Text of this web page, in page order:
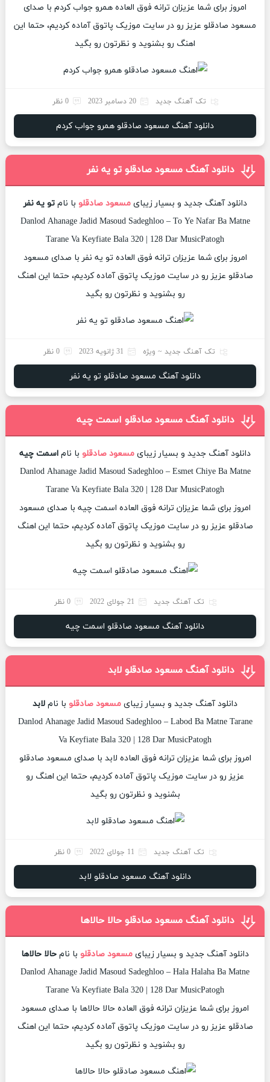
امروز برای شما عزیزان ترانه فوق العاده همرو جواب کردم با صدای
مسعود صادقلو عزیز رو در سایت موزیک پاتوق آماده کردیم، حتما این
اهنگ رو بشنوید و نظرتون رو بگید
تک آهنگ جدید 20 دسامبر 2023 0 نظر
دانلود آهنگ مسعود صادقلو همرو جواب کردم
دانلود آهنگ مسعود صادقلو تو یه نفر
دانلود آهنگ جدید و بسیار زیبایمسعود صادقلو با نامتو یه نفر
Danlod Ahanage Jadid Masoud Sadeghloo – To Ye Nafar Ba Matne
Tarane Va Keyfiate Bala 320 | 128 Dar MusicPatogh
امروز برای شما عزیزان ترانه فوق العاده تو یه نفر با صدای مسعود
صادقلو عزیز رو در سایت موزیک پاتوق آماده کردیم، حتما این اهنگ
رو بشنوید و نظرتون رو بگید
تک آهنگ جدید ~ ویژه 31 ژانویه 2023 0 نظر
دانلود آهنگ مسعود صادقلو تو یه نفر
دانلود آهنگ مسعود صادقلو اسمت چیه
دانلود آهنگ جدید و بسیار زیبای مسعود صادقلو با نام اسمت چیه
Danlod Ahanage Jadid Masoud Sadeghloo – Esmet Chiye Ba Matne
Tarane Va Keyfiate Bala 320 | 128 Dar MusicPatogh
امروز برای شما عزیزان ترانه فوق العاده اسمت چیه با صدای مسعود
صادقلو عزیز رو در سایت موزیک پاتوق آماده کردیم، حتما این اهنگ
رو بشنوید و نظرتون رو بگید
تک آهنگ جدید 21 جولای 2022 0 نظر
دانلود آهنگ مسعود صادقلو اسمت چیه
دانلود آهنگ مسعود صادقلو لابد
دانلود آهنگ جدید و بسیار زیبای مسعود صادقلو با نام لابد
Danlod Ahanage Jadid Masoud Sadeghloo – Labod Ba Matne Tarane
Va Keyfiate Bala 320 | 128 Dar MusicPatogh
امروز برای شما عزیزان ترانه فوق العاده لابد با صدای مسعود صادقلو
عزیز رو در سایت موزیک پاتوق آماده کردیم، حتما این اهنگ رو
بشنوید و نظرتون رو بگید
تک آهنگ جدید 11 جولای 2022 0 نظر
دانلود آهنگ مسعود صادقلو لابد
دانلود آهنگ مسعود صادقلو حالا حالاها
دانلود آهنگ جدید و بسیار زیبای مسعود صادقلو با نام حالا حالاها
Danlod Ahanage Jadid Masoud Sadeghloo – Hala Halaha Ba Matne
Tarane Va Keyfiate Bala 320 | 128 Dar MusicPatogh
امروز برای شما عزیزان ترانه فوق العاده حالا حالاها با صدای مسعود
صادقلو عزیز رو در سایت موزیک پاتوق آماده کردیم، حتما این اهنگ
رو بشنوید و نظرتون رو بگید